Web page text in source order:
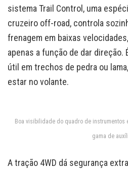
sistema Trail Control, uma
cruzeiro off-road, controla
frenagem em baixas
apenas a função de dar direção.
útil em trechos de pedra ou
estar no volante.
Boa visibilidade do quadro de instrumentos
gama de
A tração 4WD dá segurança